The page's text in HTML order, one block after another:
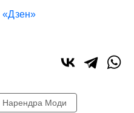
«Дзен»
Нарендра Моди